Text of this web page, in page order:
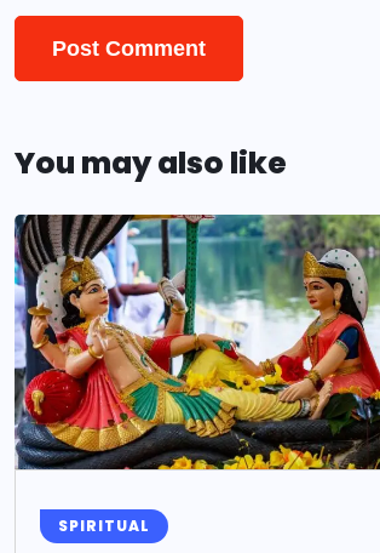
You may also like
SPIRITUAL